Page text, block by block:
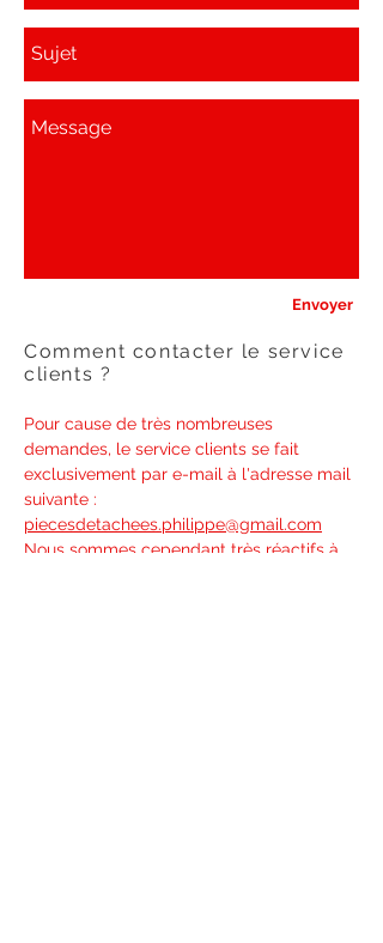
Envoyer
Comment contacter le service
clients ?
Pour cause de très nombreuses
demandes, le service clients se fait
exclusivement par e-mail à l'adresse mail
suivante :
piecesdetachees.philippe@gmail.com
Nous sommes cependant très réactifs à